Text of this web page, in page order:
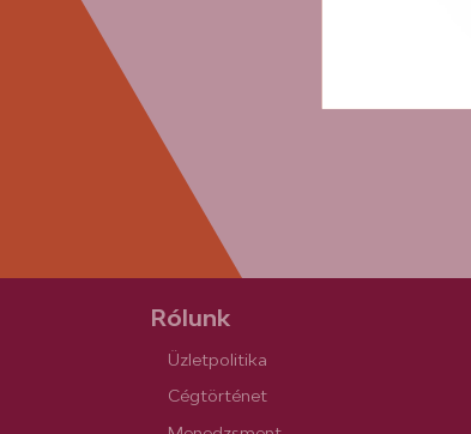
Rólunk
Üzletpolitika
Cégtörténet